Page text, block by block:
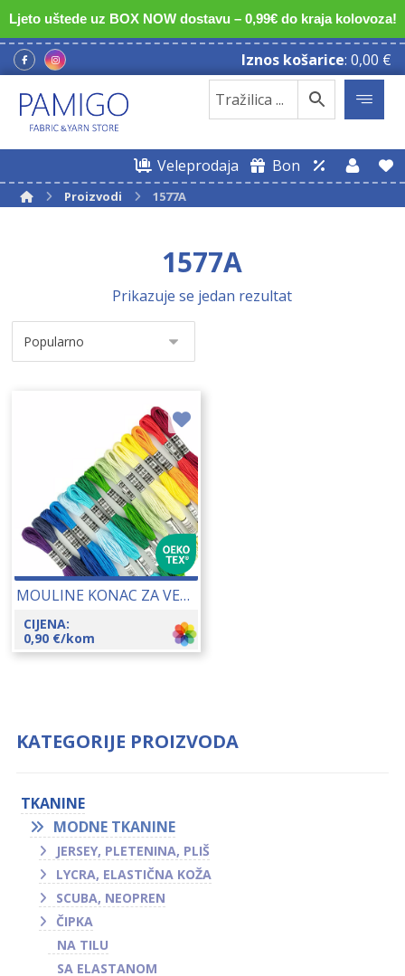
Ljeto uštede uz BOX NOW dostavu – 0,99€ do kraja kolovoza!
Iznos košarice: 0,00 €
Veleprodaja Bon
Proizvodi 1577A
1577A
Prikazuje se jedan rezultat
MOULINE KONAC ZA VEZENJE 25148
CIJENA:
0,90 €/kom
KATEGORIJE PROIZVODA
TKANINE
MODNE TKANINE
JERSEY, PLETENINA, PLIŠ
LYCRA, ELASTIČNA KOŽA
SCUBA, NEOPREN
ČIPKA
NA TILU
SA ELASTANOM